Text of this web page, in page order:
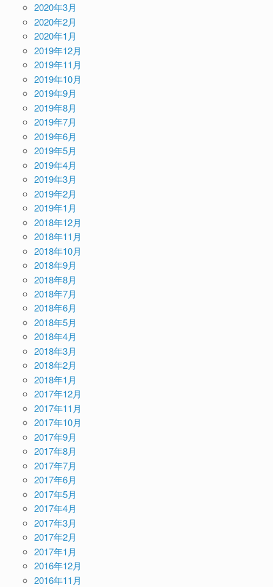
2020年3月
2020年2月
2020年1月
2019年12月
2019年11月
2019年10月
2019年9月
2019年8月
2019年7月
2019年6月
2019年5月
2019年4月
2019年3月
2019年2月
2019年1月
2018年12月
2018年11月
2018年10月
2018年9月
2018年8月
2018年7月
2018年6月
2018年5月
2018年4月
2018年3月
2018年2月
2018年1月
2017年12月
2017年11月
2017年10月
2017年9月
2017年8月
2017年7月
2017年6月
2017年5月
2017年4月
2017年3月
2017年2月
2017年1月
2016年12月
2016年11月